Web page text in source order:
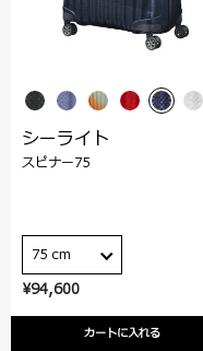
¥94,600
カートに入れる
シーライト
スピナー75
75 cm